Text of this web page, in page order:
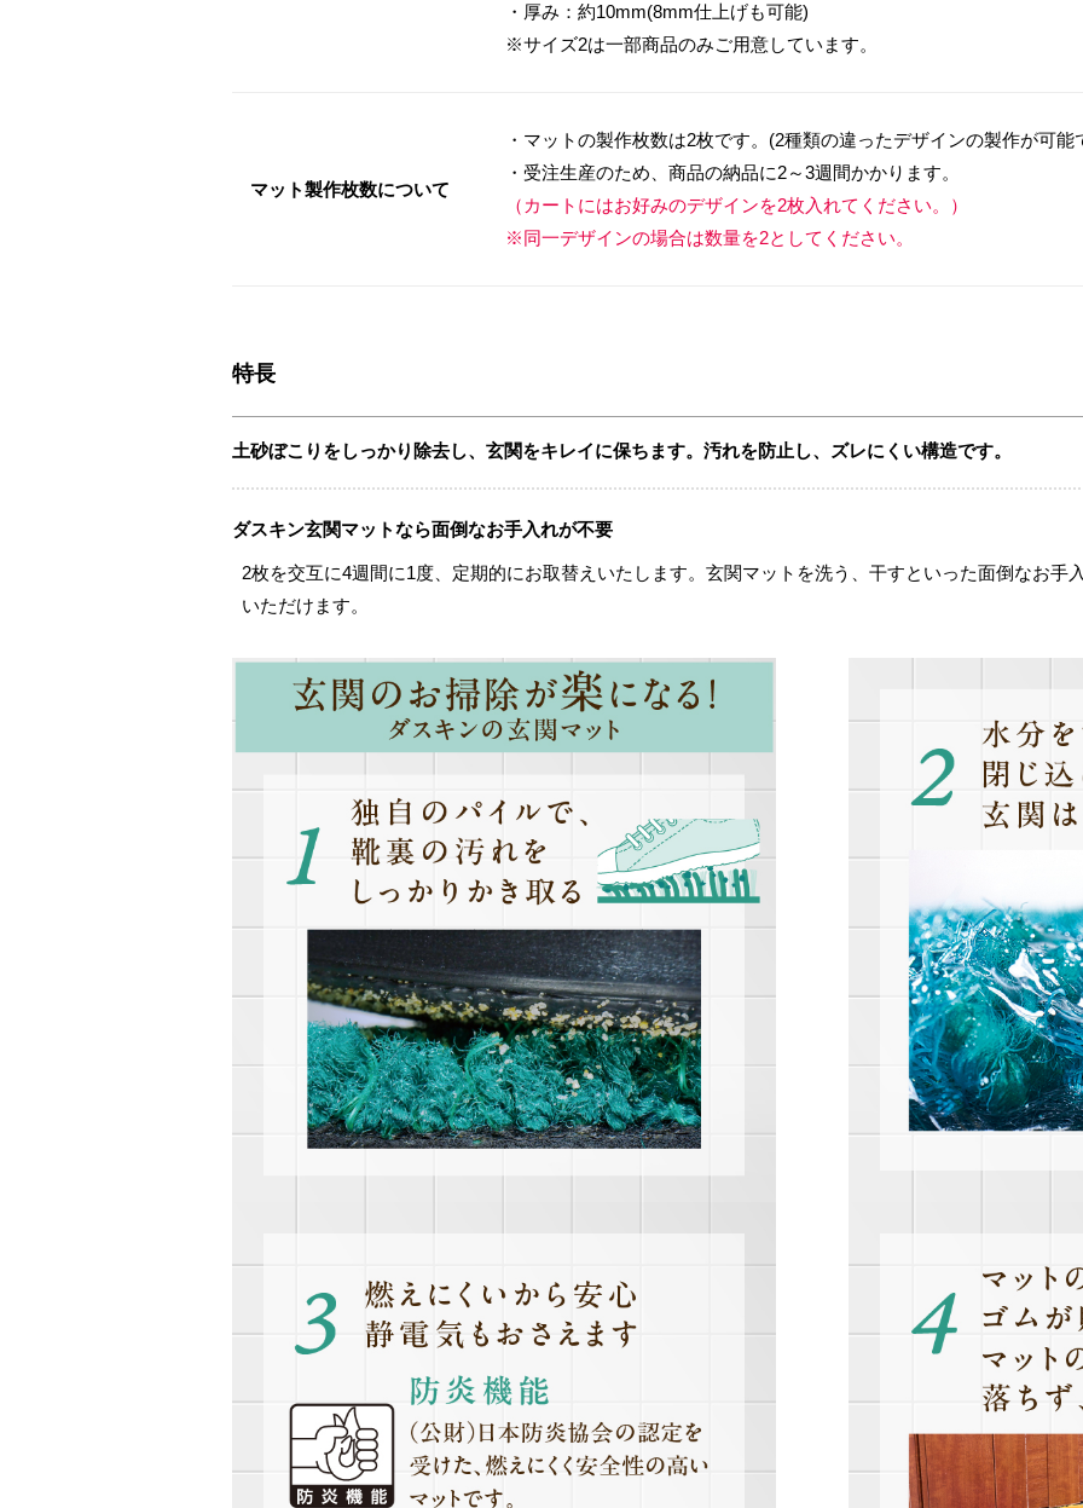
・厚み：約10mm(8mm仕上げも可能)
※サイズ2は一部商品のみご用意しています。
マット製作枚数について
・マットの製作枚数は2枚です。(2種類の違ったデザインの製作が可能
・受注生産のため、商品の納品に2～3週間かかります。
（カートにはお好みのデザインを2枚入れてください。）
※同一デザインの場合は数量を2としてください。
特長
土砂ぼこりをしっかり除去し、玄関をキレイに保ちます。汚れを防止し、ズレにくい構造です。
ダスキン玄関マットなら面倒なお手入れが不要
2枚を交互に4週間に1度、定期的にお取替えいたします。玄関マットを洗う、干すといった面倒なお手
いただけます。